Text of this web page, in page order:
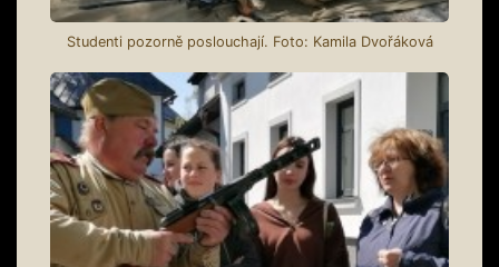
Studenti pozorně poslouchají. Foto: Kamila Dvořáková